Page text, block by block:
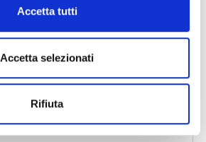
Accetta tutti
Accetta selezionati
Rifiuta